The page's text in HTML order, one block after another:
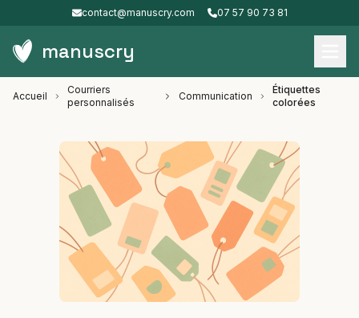
contact@manuscry.com 07 57 90 73 81
manuscry
Accueil
Courriers
personnalisés
Communication
Étiquettes
colorées